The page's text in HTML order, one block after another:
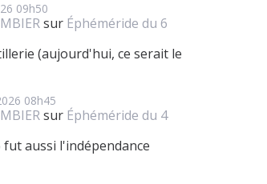
09h50
sur Éphéméride du 6
(aujourd'hui, ce serait le
08h45
sur Éphéméride du 4
fut aussi l'indépendance